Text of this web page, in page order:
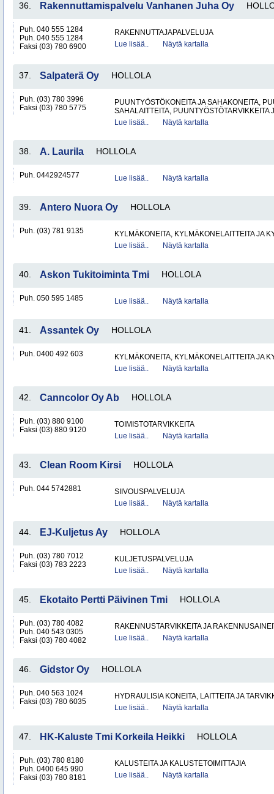
36. Rakennuttamispalvelu Vanhanen Juha Oy
Puh. 040 555 1284
Puh. 040 555 1284
Faksi (03) 780 6900
RAKENNUTTAJAPALVELUJA
Lue lisää..
Näytä kartalla
37. Salpaterä Oy HOLLOLA
Puh. (03) 780 3996
Faksi (03) 780 5775
PUUNTYÖSTÖKONEITA JA SAHAKONEITA,
SAHALAITTEITA, PUUNTYÖSTÖTARVIKKEITA
Lue lisää..
Näytä kartalla
38. A. Laurila HOLLOLA
Puh. 0442924577 Lue lisää.. Näytä kartalla
39. Antero Nuora Oy HOLLOLA
Puh. (03) 781 9135
KYLMÄKONEITA, KYLMÄKONELAITTEITA JA
Lue lisää..
Näytä kartalla
40. Askon Tukitoiminta Tmi HOLLOLA
Puh. 050 595 1485 Lue lisää.. Näytä kartalla
41. Assantek Oy HOLLOLA
Puh. 0400 492 603
KYLMÄKONEITA, KYLMÄKONELAITTEITA JA
Lue lisää..
Näytä kartalla
42. Canncolor Oy Ab HOLLOLA
Puh. (03) 880 9100
Faksi (03) 880 9120
TOIMISTOTARVIKKEITA
Lue lisää..
Näytä kartalla
43. Clean Room Kirsi HOLLOLA
Puh. 044 5742881
SIIVOUSPALVELUJA
Lue lisää..
Näytä kartalla
44. EJ-Kuljetus Ay HOLLOLA
Puh. (03) 780 7012
Faksi (03) 783 2223
KULJETUSPALVELUJA
Lue lisää..
Näytä kartalla
45. Ekotaito Pertti Päivinen Tmi HOLLOLA
Puh. (03) 780 4082
Puh. 040 543 0305
Faksi (03) 780 4082
RAKENNUSTARVIKKEITA JA
Lue lisää..
Näytä kartalla
46. Gidstor Oy HOLLOLA
Puh. 040 563 1024
Faksi (03) 780 6035
HYDRAULISIA KONEITA, LAITTEITA JA
Lue lisää..
Näytä kartalla
47. HK-Kaluste Tmi Korkeila Heikki HOLLOLA
Puh. (03) 780 8180
Puh. 0400 645 990
Faksi (03) 780 8181
KALUSTEITA JA KALUSTETOIMITTAJIA
Lue lisää..
Näytä kartalla